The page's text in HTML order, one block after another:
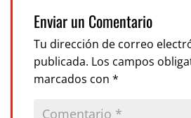
Enviar un Comentario
Tu dirección de correo
publicada. Los campos
marcados con *